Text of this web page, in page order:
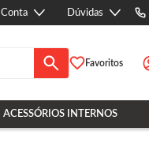
Conta Dúvidas
Favoritos
ACESSÓRIOS INTERNOS